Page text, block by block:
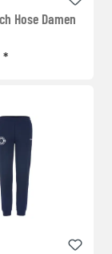
Hose Damen
*